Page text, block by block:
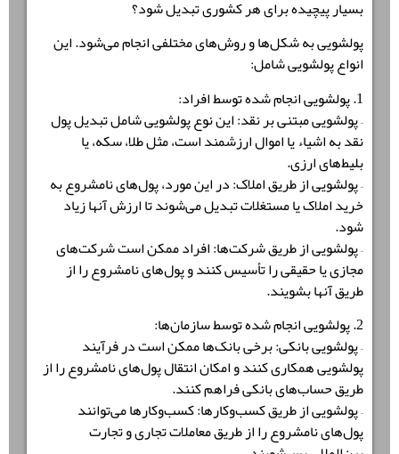
بسیار پیچیده برای هر کشوری تبدیل شود؟
پولشویی به شکل‌ها و روش‌های مختلفی انجام می‌شود. این
انواع پولشویی شامل:
1. پولشویی انجام شده توسط افراد:
– پولشویی مبتنی بر نقد: این نوع پولشویی شامل تبدیل پول
نقد به اشیاء یا اموال ارزشمند است، مثل طلا، سکه، یا
بلیط‌های ارزی.
– پولشویی از طریق املاک: در این مورد، پول‌های نامشروع به
خرید املاک یا مستغلات تبدیل می‌شوند تا ارزش آنها زیاد
شود.
– پولشویی از طریق شرکت‌ها: افراد ممکن است شرکت‌های
مجازی یا حقیقی را تأسیس کنند و پول‌های نامشروع را از
طریق آنها بشویند.
2. پولشویی انجام شده توسط سازمان‌ها:
– پولشویی بانکی: برخی بانک‌ها ممکن است در فرآیند
پولشویی همکاری کنند و امکان انتقال پول‌های نامشروع را از
طریق حساب‌های بانکی فراهم کنند.
– پولشویی از طریق کسب‌وکارها: کسب‌وکارها می‌توانند
پول‌های نامشروع را از طریق معاملات تجاری و تجارت